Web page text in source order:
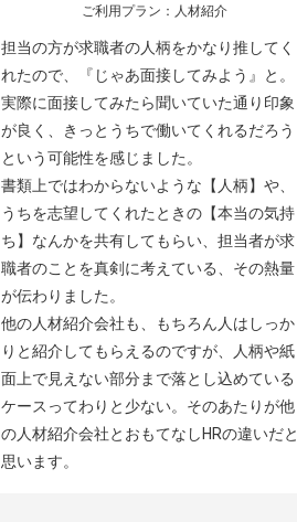
ご利用プラン：人材紹介
担当の方が求職者の人柄をかなり推してく
れたので、『じゃあ面接してみよう』と。
実際に面接してみたら聞いていた通り印象
が良く、きっとうちで働いてくれるだろう
という可能性を感じました。
書類上ではわからないような【人柄】や、
うちを志望してくれたときの【本当の気持
ち】なんかを共有してもらい、担当者が求
職者のことを真剣に考えている、その熱量
が伝わりました。
他の人材紹介会社も、もちろん人はしっか
りと紹介してもらえるのですが、人柄や紙
面上で見えない部分まで落とし込めている
ケースってわりと少ない。そのあたりが他
の人材紹介会社とおもてなしHRの違いだと
思います。